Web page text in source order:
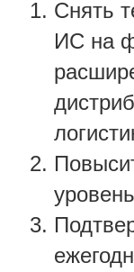
Снять
ИС на